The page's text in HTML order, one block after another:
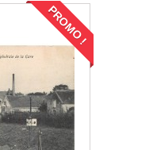
PROMO !